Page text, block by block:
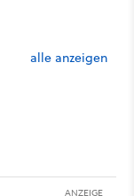
alle anzeigen
ANZEIGE